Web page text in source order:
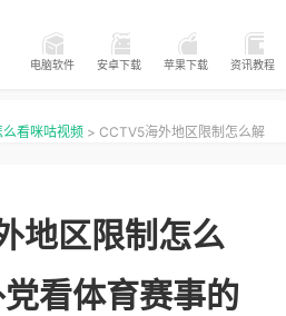
电脑软件 安卓下载 苹果下载 资讯教程
看咪咕视频 > CCTV5海外地区限制怎么解
地区限制怎么
看体育赛事的